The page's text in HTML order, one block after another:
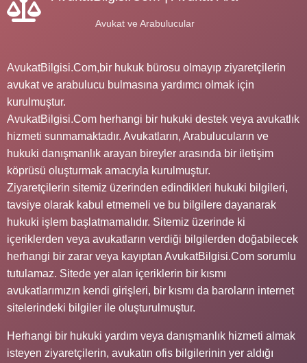
Avukat ve Arabulucular
AvukatBilgisi.Com,bir hukuk bürosu olmayıp ziyaretçilerin
avukat ve arabulucu bulmasına yardımcı olmak için
kurulmuştur.
AvukatBilgisi.Com herhangi bir hukuki destek veya avukatlık
hizmeti sunmamaktadır. Avukatların, Arabulucuların ve
hukuki danışmanlık arayan bireyler arasında bir iletişim
köprüsü oluşturmak amacıyla kurulmuştur.
Ziyaretçilerin sitemiz üzerinden edindikleri hukuki bilgileri,
tavsiye olarak kabul etmemeli ve bu bilgilere dayanarak
hukuki işlem başlatmamalıdır. Sitemiz üzerinde ki
içeriklerden veya avukatların verdiği bilgilerden doğabilecek
herhangi bir zarar veya kayıptan AvukatBilgisi.Com sorumlu
tutulamaz. Sitede yer alan içeriklerin bir kısmı
avukatlarımızın kendi girişleri, bir kısmı da baroların internet
sitelerindeki bilgiler ile oluşturulmuştur.
Herhangi bir hukuki yardım veya danışmanlık hizmeti almak
isteyen ziyaretçilerin, avukatın ofis bilgilerinin yer aldığı